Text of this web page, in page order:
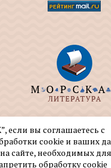
"МОРКНИГА" занимается
книг на морскую
© ООО "МОРКНИГА", 2004 —
если вы соглашаетесь с
cookie и ваших
сайте, необходимых для
обработку cookie